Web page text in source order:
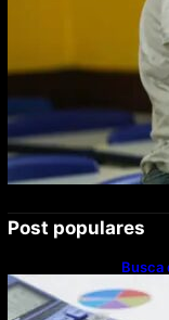
Post populares
Busca
Mato